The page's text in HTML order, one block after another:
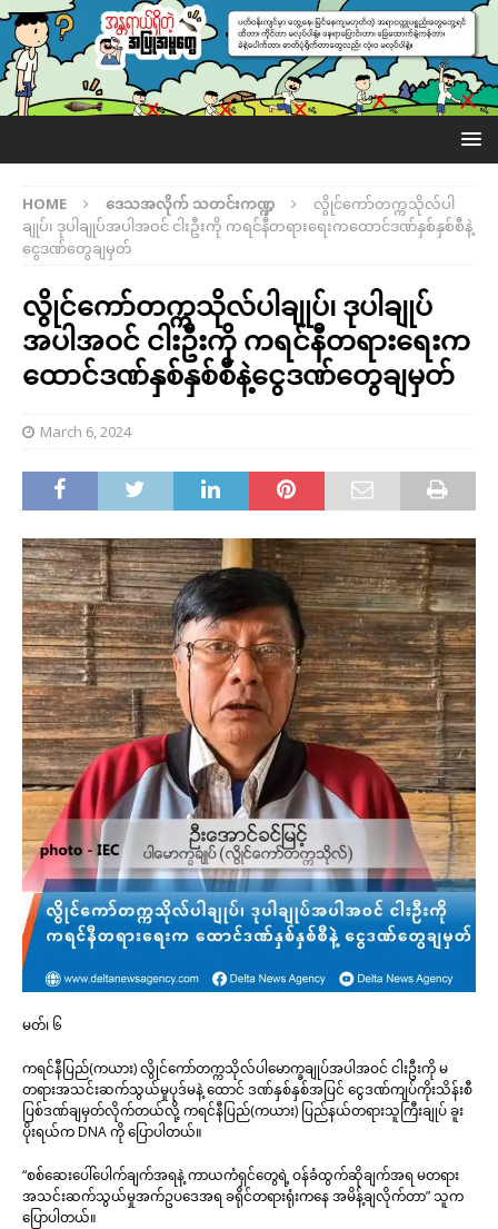
HOME ဒေသအလိုက် သတင်းကဏ္ဍ
လွိုင်ကော်တက္ကသိုလ်ပါ
ချုပ်၊ ဒုပါချုပ်အပါအဝင် ငါးဦးကို ကရင်နီတရားရေးကထောင်ဒဏ်နှစ်နှစ်စီနဲ့
ငွေဒဏ်တွေချမှတ်
လွိုင်ကော်တက္ကသိုလ်ပါချုပ်၊ ဒုပါချုပ်
အပါအဝင် ငါးဦးကို ကရင်နီတရားရေးက
ထောင်ဒဏ်နှစ်နှစ်စီနဲ့ငွေဒဏ်တွေချမှတ်
March 6, 2024
မတ်၊ ၆
ကရင်နီပြည်(ကယား) လွိုင်ကော်တက္ကသိုလ်ပါမောက္ခချုပ်အပါအဝင် ငါးဦးကို မ
တရားအသင်းဆက်သွယ်မှုပုဒ်မနဲ့ ထောင် ဒဏ်နှစ်နှစ်အပြင် ငွေဒဏ်ကျပ်ကိုးသိန်းစီ
ပြစ်ဒဏ်ချမှတ်လိုက်တယ်လို့ ကရင်နီပြည်(ကယား) ပြည်နယ်တရားသူကြီးချုပ် ခူး
ပိုးရယ်က DNA ကို ပြောပါတယ်။
“စစ်ဆေးပေါ်ပေါက်ချက်အရနဲ့ ကာယကံရှင်တွေရဲ့ ဝန်ခံထွက်ဆိုချက်အရ မတရား
အသင်းဆက်သွယ်မှုအက်ဥပဒေအရ ခရိုင်တရားရုံးကနေ အမိန့်ချလိုက်တာ” သူက
ပြောပါတယ်။